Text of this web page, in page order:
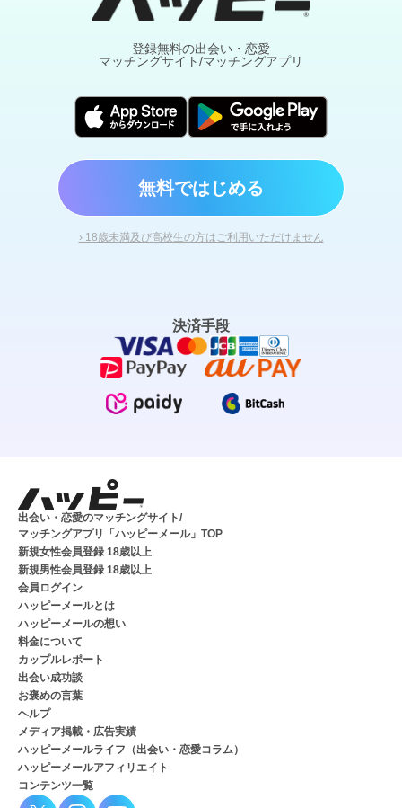
登録無料の出会い・恋愛
マッチングサイト/マッチングアプリ
無料ではじめる
› 18歳未満及び高校生の方はご利用いただけません
決済手段
出会い・恋愛のマッチングサイト/
マッチングアプリ「ハッピーメール」TOP
新規女性会員登録 18歳以上
新規男性会員登録 18歳以上
会員ログイン
ハッピーメールとは
ハッピーメールの想い
料金について
カップルレポート
出会い成功談
お褒めの言葉
ヘルプ
メディア掲載・広告実績
ハッピーメールライフ（出会い・恋愛コラム）
ハッピーメールアフィリエイト
コンテンツ一覧